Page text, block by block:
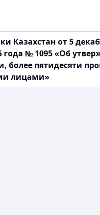
Казахстан от 5
года № 1095 «Об
пятидесяти
лицами»